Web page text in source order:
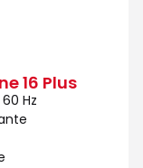
16 Plus
Hz